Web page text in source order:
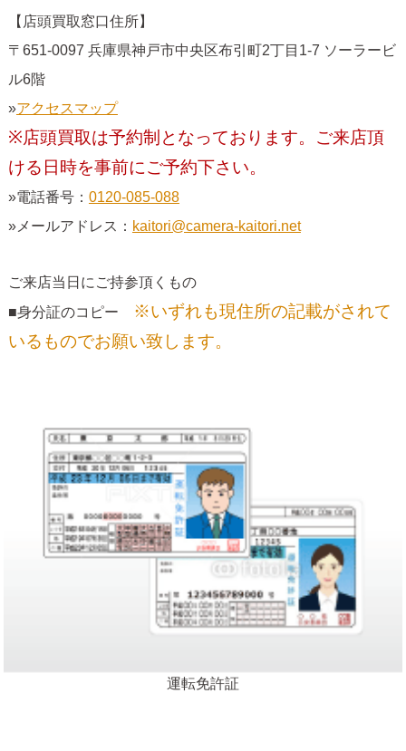
【店頭買取窓口住所】
〒651-0097 兵庫県神戸市中央区布引町2丁目1-7 ソーラービ
ル6階
»アクセスマップ
※店頭買取は予約制となっております。ご来店頂
ける日時を事前にご予約下さい。
»電話番号： 0120-085-088
»メールアドレス： kaitori@camera-kaitori.net
ご来店当日にご持参頂くもの
■身分証のコピー
※いずれも現住所の記載がされて
いるものでお願い致します。
運転免許証